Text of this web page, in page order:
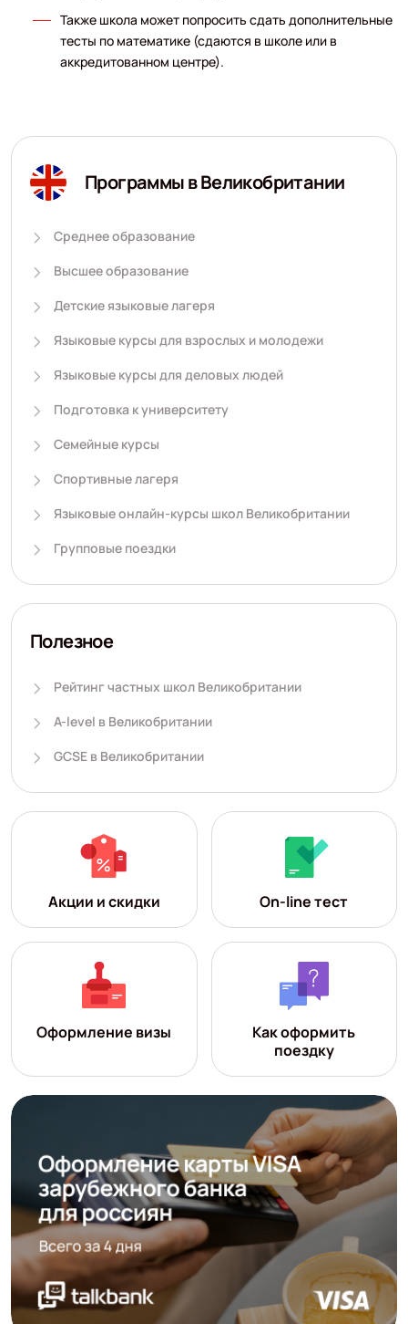
Также школа может попросить сдать дополнительные
тесты по математике (сдаются в школе или в
аккредитованном центре).
Программы в Великобритании
Среднее образование
Высшее образование
Детские языковые лагеря
Языковые курсы для взрослых и молодежи
Языковые курсы для деловых людей
Подготовка к университету
Семейные курсы
Спортивные лагеря
Языковые онлайн-курсы школ Великобритании
Групповые поездки
Полезное
Рейтинг частных школ Великобритании
A-level в Великобритании
GCSE в Великобритании
Акции и скидки On-line тест
Оформление визы
Как оформить
поездку